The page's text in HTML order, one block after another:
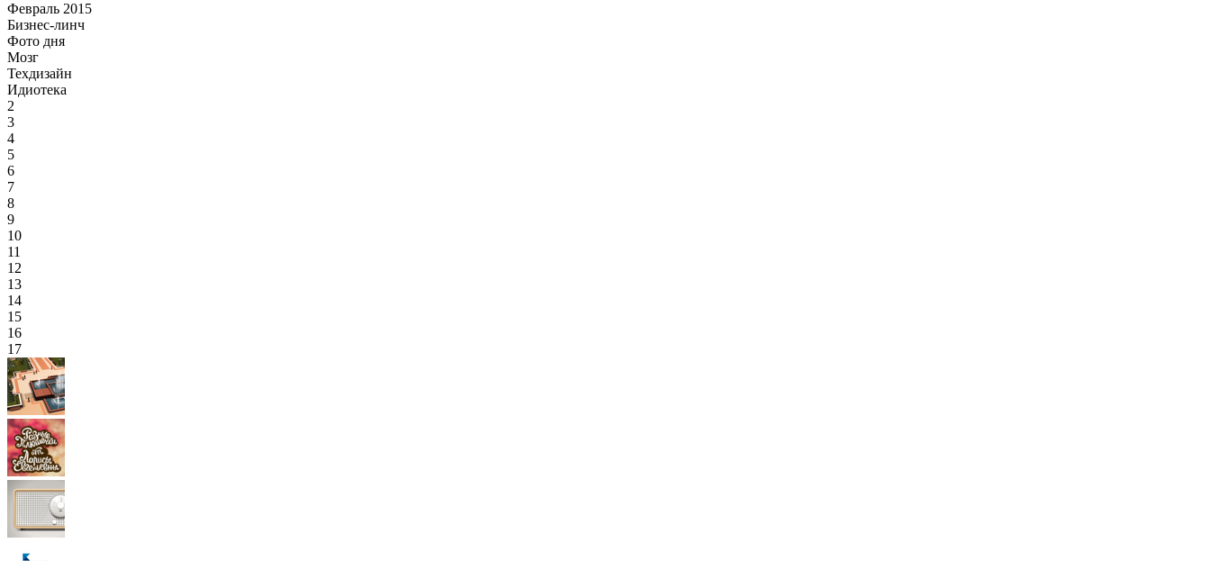
Февраль 2015
Бизнес-линч
Фото дня
Мозг
Техдизайн
Идиотека
2
3
4
5
6
7
8
9
10
11
12
13
14
15
16
17